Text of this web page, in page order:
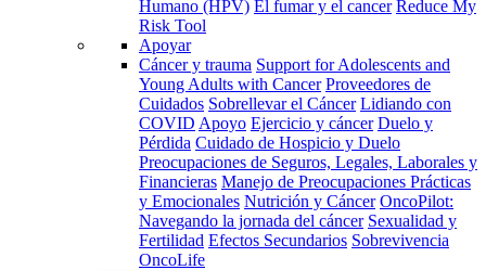
Humano (HPV) El fumar y el cancer Reduce My
Risk Tool
Apoyar
Cáncer y trauma Support for Adolescents and
Young Adults with Cancer Proveedores de
Cuidados Sobrellevar el Cáncer Lidiando con
COVID Apoyo Ejercicio y cáncer Duelo y
Pérdida Cuidado de Hospicio y Duelo
Preocupaciones de Seguros, Legales, Laborales y
Financieras Manejo de Preocupaciones Prácticas
y Emocionales Nutrición y Cáncer OncoPilot:
Navegando la jornada del cáncer Sexualidad y
Fertilidad Efectos Secundarios Sobrevivencia
OncoLife